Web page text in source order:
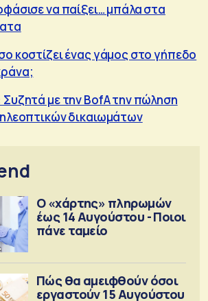
να παίξει… μπάλα στα
κοστίζει ένας γάμος στο γήπεδο
με την BofA την πώληση
δικαιωμάτων
Ο «χάρτης» πληρωμών
έως 14 Αυγούστου - Ποιοι
πάνε ταμείο
Πώς θα αμειφθούν όσοι
εργαστούν 15 Αυγούστου